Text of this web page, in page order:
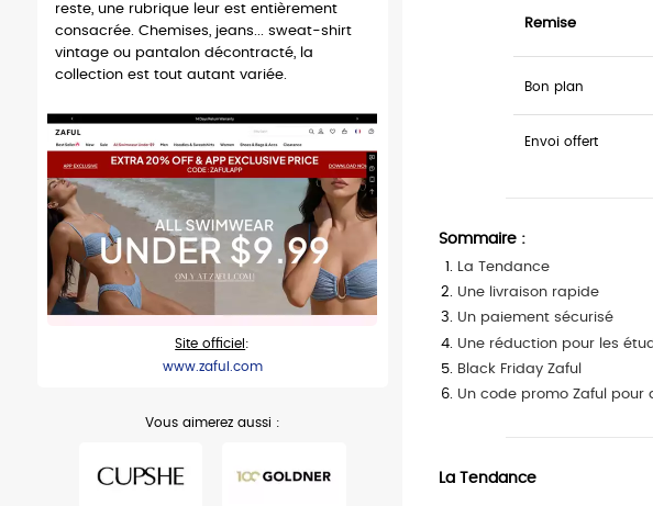
reste, une rubrique leur est entièrement
consacrée. Chemises, jeans... sweat-shirt
vintage ou pantalon décontracté, la
collection est tout autant variée.
Site officiel:
www.zaful.com
Vous aimerez aussi :
Remise
Bon plan
Envoi offert
Sommaire :
La Tendance
Une livraison rapide
Un paiement sécurisé
Une réduction pour les
Black Friday Zaful
Un code promo Zaful pour
La Tendance